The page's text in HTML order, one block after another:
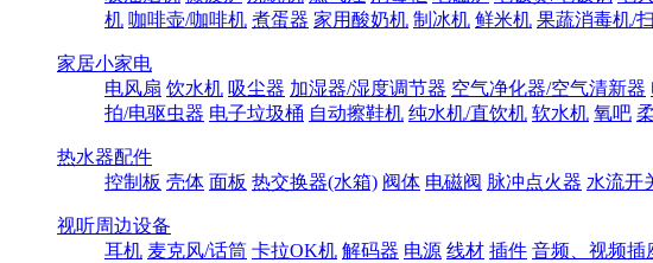
机 咖啡壶/咖啡机 煮蛋器 家用酸奶机 制冰机 鲜米机 果蔬消毒机/
家居小家电
电风扇 饮水机 吸尘器 加湿器/湿度调节器 空气净化器/空气清新器
拍/电驱虫器 电子垃圾桶 自动擦鞋机 纯水机/直饮机 软水机 氧吧
热水器配件
控制板 壳体 面板 热交换器(水箱) 阀体 电磁阀 脉冲点火器 水流开
视听周边设备
耳机 麦克风/话筒 卡拉OK机 解码器 电源 线材 插件 音频、视频插